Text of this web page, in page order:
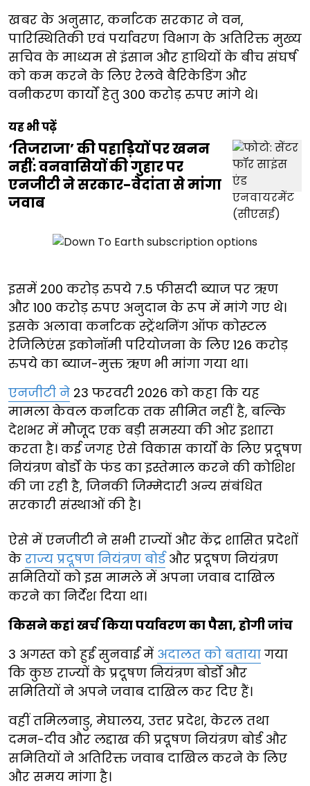
खबर के अनुसार, कर्नाटक सरकार ने वन,
पारिस्थितिकी एवं पर्यावरण विभाग के अतिरिक्त मुख्य
सचिव के माध्यम से इंसान और हाथियों के बीच संघर्ष
को कम करने के लिए रेलवे बैरिकेडिंग और
वनीकरण कार्यों हेतु 300 करोड़ रुपए मांगे थे।
यह भी पढ़ें
‘तिजराजा’ की पहाड़ियों पर खनन
नहीं: वनवासियों की गुहार पर
एनजीटी ने सरकार-वेदांता से मांगा
जवाब
इसमें 200 करोड़ रुपये 7.5 फीसदी ब्याज पर ऋण
और 100 करोड़ रुपए अनुदान के रूप में मांगे गए थे।
इसके अलावा कर्नाटक स्ट्रेंथनिंग ऑफ कोस्टल
रेजिलिएंस इकोनॉमी परियोजना के लिए 126 करोड़
रुपये का ब्याज-मुक्त ऋण भी मांगा गया था।
एनजीटी ने 23 फरवरी 2026 को कहा कि यह
मामला केवल कर्नाटक तक सीमित नहीं है, बल्कि
देशभर में मौजूद एक बड़ी समस्या की ओर इशारा
करता है। कई जगह ऐसे विकास कार्यों के लिए प्रदूषण
नियंत्रण बोर्डों के फंड का इस्तेमाल करने की कोशिश
की जा रही है, जिनकी जिम्मेदारी अन्य संबंधित
सरकारी संस्थाओं की है।
ऐसे में एनजीटी ने सभी राज्यों और केंद्र शासित प्रदेशों
के राज्य प्रदूषण नियंत्रण बोर्डऔर प्रदूषण नियंत्रण
समितियों को इस मामले में अपना जवाब दाखिल
करने का निर्देश दिया था।
किसने कहां खर्च किया पर्यावरण का पैसा, होगी जांच
3 अगस्त को हुई सुनवाई में अदालत को बताया गया
कि कुछ राज्यों के प्रदूषण नियंत्रण बोर्डों और
समितियों ने अपने जवाब दाखिल कर दिए हैं।
वहीं तमिलनाडु, मेघालय, उत्तर प्रदेश, केरल तथा
दमन-दीव और लद्दाख की प्रदूषण नियंत्रण बोर्ड और
समितियों ने अतिरिक्त जवाब दाखिल करने के लिए
और समय मांगा है।